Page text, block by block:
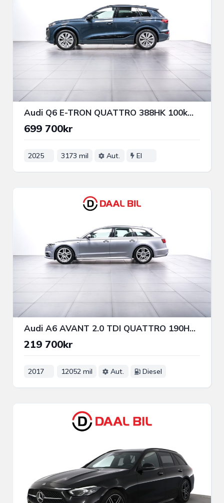
Audi Q6 E-TRON QUATTRO 388HK 100kWh S-LINE PANO B&O® P-VÄRM DRAG
699 700kr
2025 3173 mil Aut. El
Audi A6 AVANT 2.0 TDI QUATTRO 190HK S-LINE DRAGKROK VÄRMARE
219 700kr
2017 12052 mil Aut. Diesel